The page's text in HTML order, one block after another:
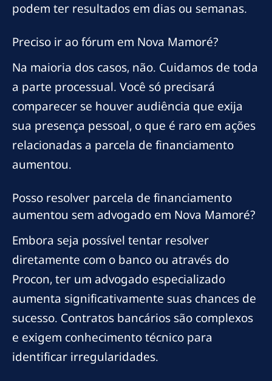
podem ter resultados em dias ou semanas.
Preciso ir ao fórum em Nova Mamoré?
Na maioria dos casos, não. Cuidamos de toda
a parte processual. Você só precisará
comparecer se houver audiência que exija
sua presença pessoal, o que é raro em ações
relacionadas a parcela de financiamento
aumentou.
Posso resolver parcela de financiamento
aumentou sem advogado em Nova Mamoré?
Embora seja possível tentar resolver
diretamente com o banco ou através do
Procon, ter um advogado especializado
aumenta significativamente suas chances de
sucesso. Contratos bancários são complexos
e exigem conhecimento técnico para
identificar irregularidades.